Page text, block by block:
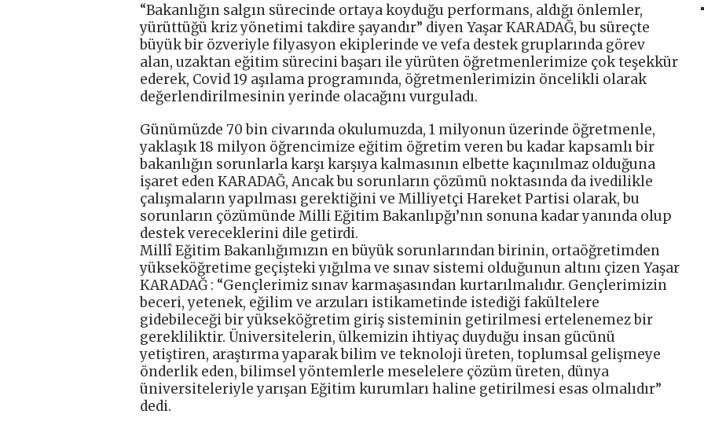
“Bakanlığın salgın sürecinde ortaya koyduğu performans, aldığı önlemler,
yürüttüğü kriz yönetimi takdire şayandır” diyen Yaşar KARADAĞ, bu süreçte
büyük bir özveriyle filyasyon ekiplerinde ve vefa destek gruplarında görev
alan, uzaktan eğitim sürecini başarı ile yürüten öğretmenlerimize çok teşekkür
ederek, Covid 19 aşılama programında, öğretmenlerimizin öncelikli olarak
değerlendirilmesinin yerinde olacağını vurguladı.
Günümüzde 70 bin civarında okulumuzda, 1 milyonun üzerinde öğretmenle,
yaklaşık 18 milyon öğrencimize eğitim öğretim veren bu kadar kapsamlı bir
bakanlığın sorunlarla karşı karşıya kalmasının elbette kaçınılmaz olduğuna
işaret eden KARADAĞ, Ancak bu sorunların çözümü noktasında da ivedilikle
çalışmaların yapılması gerektiğini ve Milliyetçi Hareket Partisi olarak, bu
sorunların çözümünde Milli Eğitim Bakanlıpğı’nın sonuna kadar yanında olup
destek vereceklerini dile getirdi.
Millî Eğitim Bakanlığımızın en büyük sorunlarından birinin, ortaöğretimden
yükseköğretime geçişteki yığılma ve sınav sistemi olduğunun altını çizen Yaşar
KARADAĞ : “Gençlerimiz sınav karmaşasından kurtarılmalıdır. Gençlerimizin
beceri, yetenek, eğilim ve arzuları istikametinde istediği fakültelere
gidebileceği bir yükseköğretim giriş sisteminin getirilmesi ertelenemez bir
gerekliliktir. Üniversitelerin, ülkemizin ihtiyaç duyduğu insan gücünü
yetiştiren, araştırma yaparak bilim ve teknoloji üreten, toplumsal gelişmeye
önderlik eden, bilimsel yöntemlerle meselelere çözüm üreten, dünya
üniversiteleriyle yarışan Eğitim kurumları haline getirilmesi esas olmalıdır”
dedi.